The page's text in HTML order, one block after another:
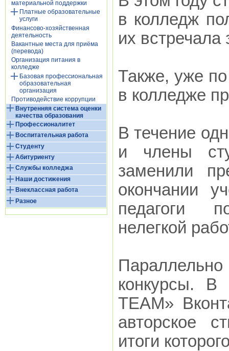
материальной поддержки
Платные образовательные
услуги
Финансово-хозяйственная
деятельность
Вакантные места для приёма
(перевода)
Организация питания в
колледже
Базовая профессиональная
образовательная
организация
Противодействие коррупции
Внутренняя система оценки
качества образования
Профессионалитет
Воспитательная работа
Студенту
Абитуриенту
Службы колледжа
Наши достижения
Внеклассная работа
Разное
в колледж
их
Также, уже
в колледже
В течение
и члены
заменили
окончании
педагоги
нелегкой
конкурсы. В
TEAM»
авторское
итоги